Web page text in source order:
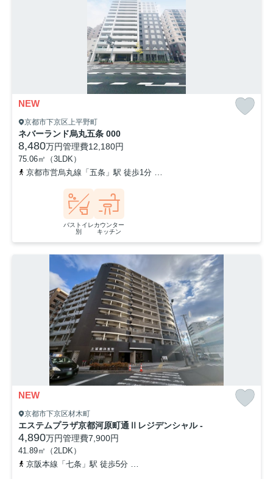
NEW
京都市下京区上平野町
ネバーランド烏丸五条 000
8,480万円管理費12,180円
75.06㎡（3LDK）
京都市営烏丸線「五条」駅 徒歩1分
バストイレ
別
カウンター
キッチン
NEW
京都市下京区材木町
エステムプラザ京都河原町通Ⅱレジデンシャル -
4,890万円管理費7,900円
41.89㎡（2LDK）
京阪本線「七条」駅 徒歩5分